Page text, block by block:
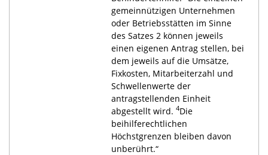
gemeinnützigen Unternehmen
oder Betriebsstätten im Sinne
des Satzes 2 können jeweils
einen eigenen Antrag stellen, bei
dem jeweils auf die Umsätze,
Fixkosten, Mitarbeiterzahl und
Schwellenwerte der
antragstellenden Einheit
abgestellt wird. 4Die
beihilferechtlichen
Höchstgrenzen bleiben davon
unberührt.“